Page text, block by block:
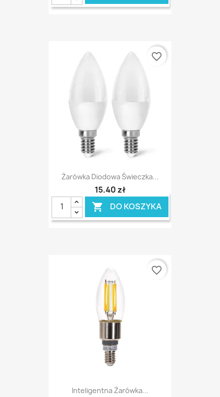
Żarówka Diodowa Świeczka...
15,40 zł
 DO KOSZYKA
favorite_border
Inteligentna Żarówka...
favorite_border